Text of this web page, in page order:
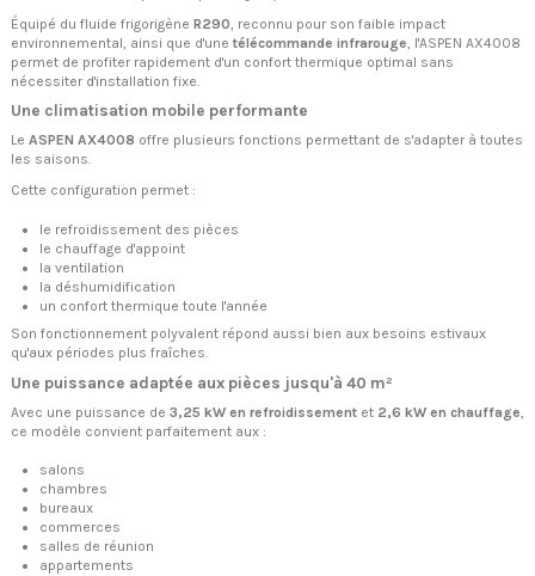
Équipé du fluide frigorigène R290, reconnu pour son faible impact
environnemental, ainsi que d'une télécommande infrarouge, l'ASPEN AX4008
permet de profiter rapidement d'un confort thermique optimal sans
nécessiter d'installation fixe.
Une climatisation mobile performante
Le ASPEN AX4008 offre plusieurs fonctions permettant de s'adapter à toutes
les saisons.
Cette configuration permet :
le refroidissement des pièces
le chauffage d'appoint
la ventilation
la déshumidification
un confort thermique toute l'année
Son fonctionnement polyvalent répond aussi bien aux besoins estivaux
qu'aux périodes plus fraîches.
Une puissance adaptée aux pièces jusqu'à 40 m²
Avec une puissance de 3,25 kW en refroidissement et 2,6 kW en chauffage
ce modèle convient parfaitement aux :
salons
chambres
bureaux
commerces
salles de réunion
appartements